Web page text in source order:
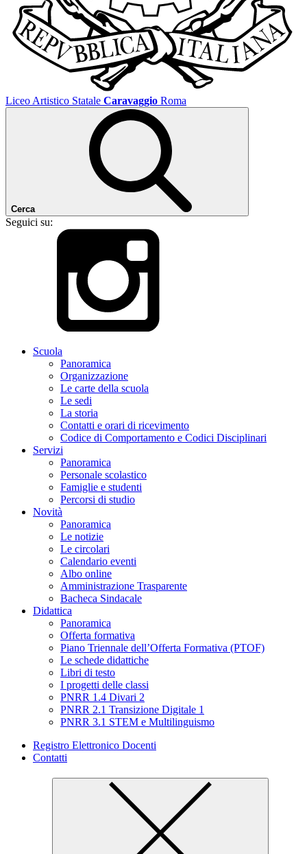
Liceo Artistico Statale Caravaggio Roma
Cerca
Seguici su:
Scuola
Panoramica
Organizzazione
Le carte della scuola
Le sedi
La storia
Contatti e orari di ricevimento
Codice di Comportamento e Codici Disciplinari
Servizi
Panoramica
Personale scolastico
Famiglie e studenti
Percorsi di studio
Novità
Panoramica
Le notizie
Le circolari
Calendario eventi
Albo online
Amministrazione Trasparente
Bacheca Sindacale
Didattica
Panoramica
Offerta formativa
Piano Triennale dell’Offerta Formativa (PTOF)
Le schede didattiche
Libri di testo
I progetti delle classi
PNRR 1.4 Divari 2
PNRR 2.1 Transizione Digitale 1
PNRR 3.1 STEM e Multilinguismo
Registro Elettronico Docenti
Contatti